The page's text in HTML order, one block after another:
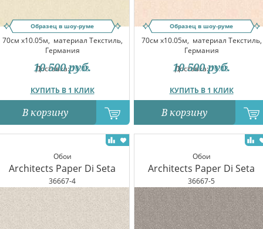
Образец в шоу-руме
70см x10.05м, материал Текстиль,
Германия
Доставка:10.08
КУПИТЬ В 1 КЛИК
10 500 руб.
В корзину
Образец в шоу-руме
70см x10.05м, материал Текстиль,
Германия
Доставка:10.08
КУПИТЬ В 1 КЛИК
10 500 руб.
В корзину
Обои
Architects Paper Di Seta
36667-4
Обои
Architects Paper Di Seta
36667-5